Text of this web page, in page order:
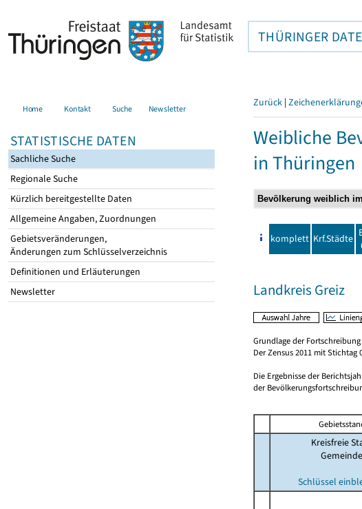
THÜRINGER
Home Kontakt Suche Newsletter
STATISTISCHE DATEN
Sachliche Suche
Regionale Suche
Kürzlich bereitgestellte Daten
Allgemeine Angaben, Zuordnungen
Gebietsveränderungen,
Änderungen zum Schlüsselverzeichnis
Definitionen und Erläuterungen
Newsletter
Zurück |
Weibliche
in Thüringen
komplett Krf.Städte
Landkreis Greiz
Grundlage der
Der Zensus 2011 mit Stichtag
Die Ergebnisse der
der
Kreisfreie
Gemeinde
Schlüssel